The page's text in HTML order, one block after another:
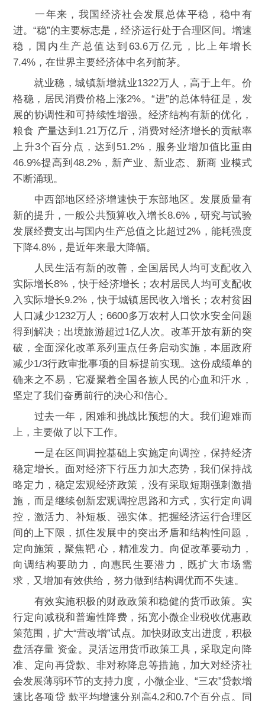
一年来，我国经济社会发展总体平稳，稳中有
进。“稳”的主要标志是，经济运行处于合理区间。增速
稳，国内生产总值达到63.6万亿元，比上年增长
7.4%，在世界主要经济体中名列前茅。
就业稳，城镇新增就业1322万人，高于上年。价
格稳，居民消费价格上涨2%。“进”的总体特征是，发
展的协调性和可持续性增强。经济结构有新的优化，
粮食 产量达到1.21万亿斤，消费对经济增长的贡献率
上升3个百分点，达到51.2%，服务业增加值比重由
46.9%提高到48.2%，新产业、新业态、新商 业模式
不断涌现。
中西部地区经济增速快于东部地区。发展质量有
新的提升，一般公共预算收入增长8.6%，研究与试验
发展经费支出与国内生产总值之比超过2%，能耗强度
下降4.8%，是近年来最大降幅。
人民生活有新的改善，全国居民人均可支配收入
实际增长8%，快于经济增长；农村居民人均可支配收
入实际增长9.2%，快于城镇居民收入增长；农村贫困
人口减少1232万人；6600多万农村人口饮水安全问题
得到解决；出境旅游超过1亿人次。改革开放有新的突
破，全面深化改革系列重点任务启动实施，本届政府
减少1/3行政审批事项的目标提前实现。这份成绩单的
确来之不易，它凝聚着全国各族人民的心血和汗水，
坚定了我们奋勇前行的决心和信心。
过去一年，困难和挑战比预想的大。我们迎难而
上，主要做了以下工作。
一是在区间调控基础上实施定向调控，保持经济
稳定增长。面对经济下行压力加大态势，我们保持战
略定力，稳定宏观经济政策，没有采取短期强刺激措
施，而是继续创新宏观调控思路和方式，实行定向调
控，激活力、补短板、强实体。把握经济运行合理区
间的上下限，抓住发展中的突出矛盾和结构性问题，
定向施策，聚焦靶 心，精准发力。向促改革要动力，
向调结构要助力，向惠民生要潜力，既扩大市场需
求，又增加有效供给，努力做到结构调优而不失速。
有效实施积极的财政政策和稳健的货币政策。实
行定向减税和普遍性降费，拓宽小微企业税收优惠政
策范围，扩大“营改增”试点。加快财政支出进度，积极
盘活存量 资金。灵活运用货币政策工具，采取定向降
准、定向再贷款、非对称降息等措施，加大对经济社
会发展薄弱环节的支持力度，小微企业、“三农”贷款增
速比各项贷 款平均增速分别高4.2和0.7个百分点。同